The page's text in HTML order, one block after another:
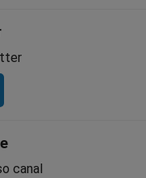
canal